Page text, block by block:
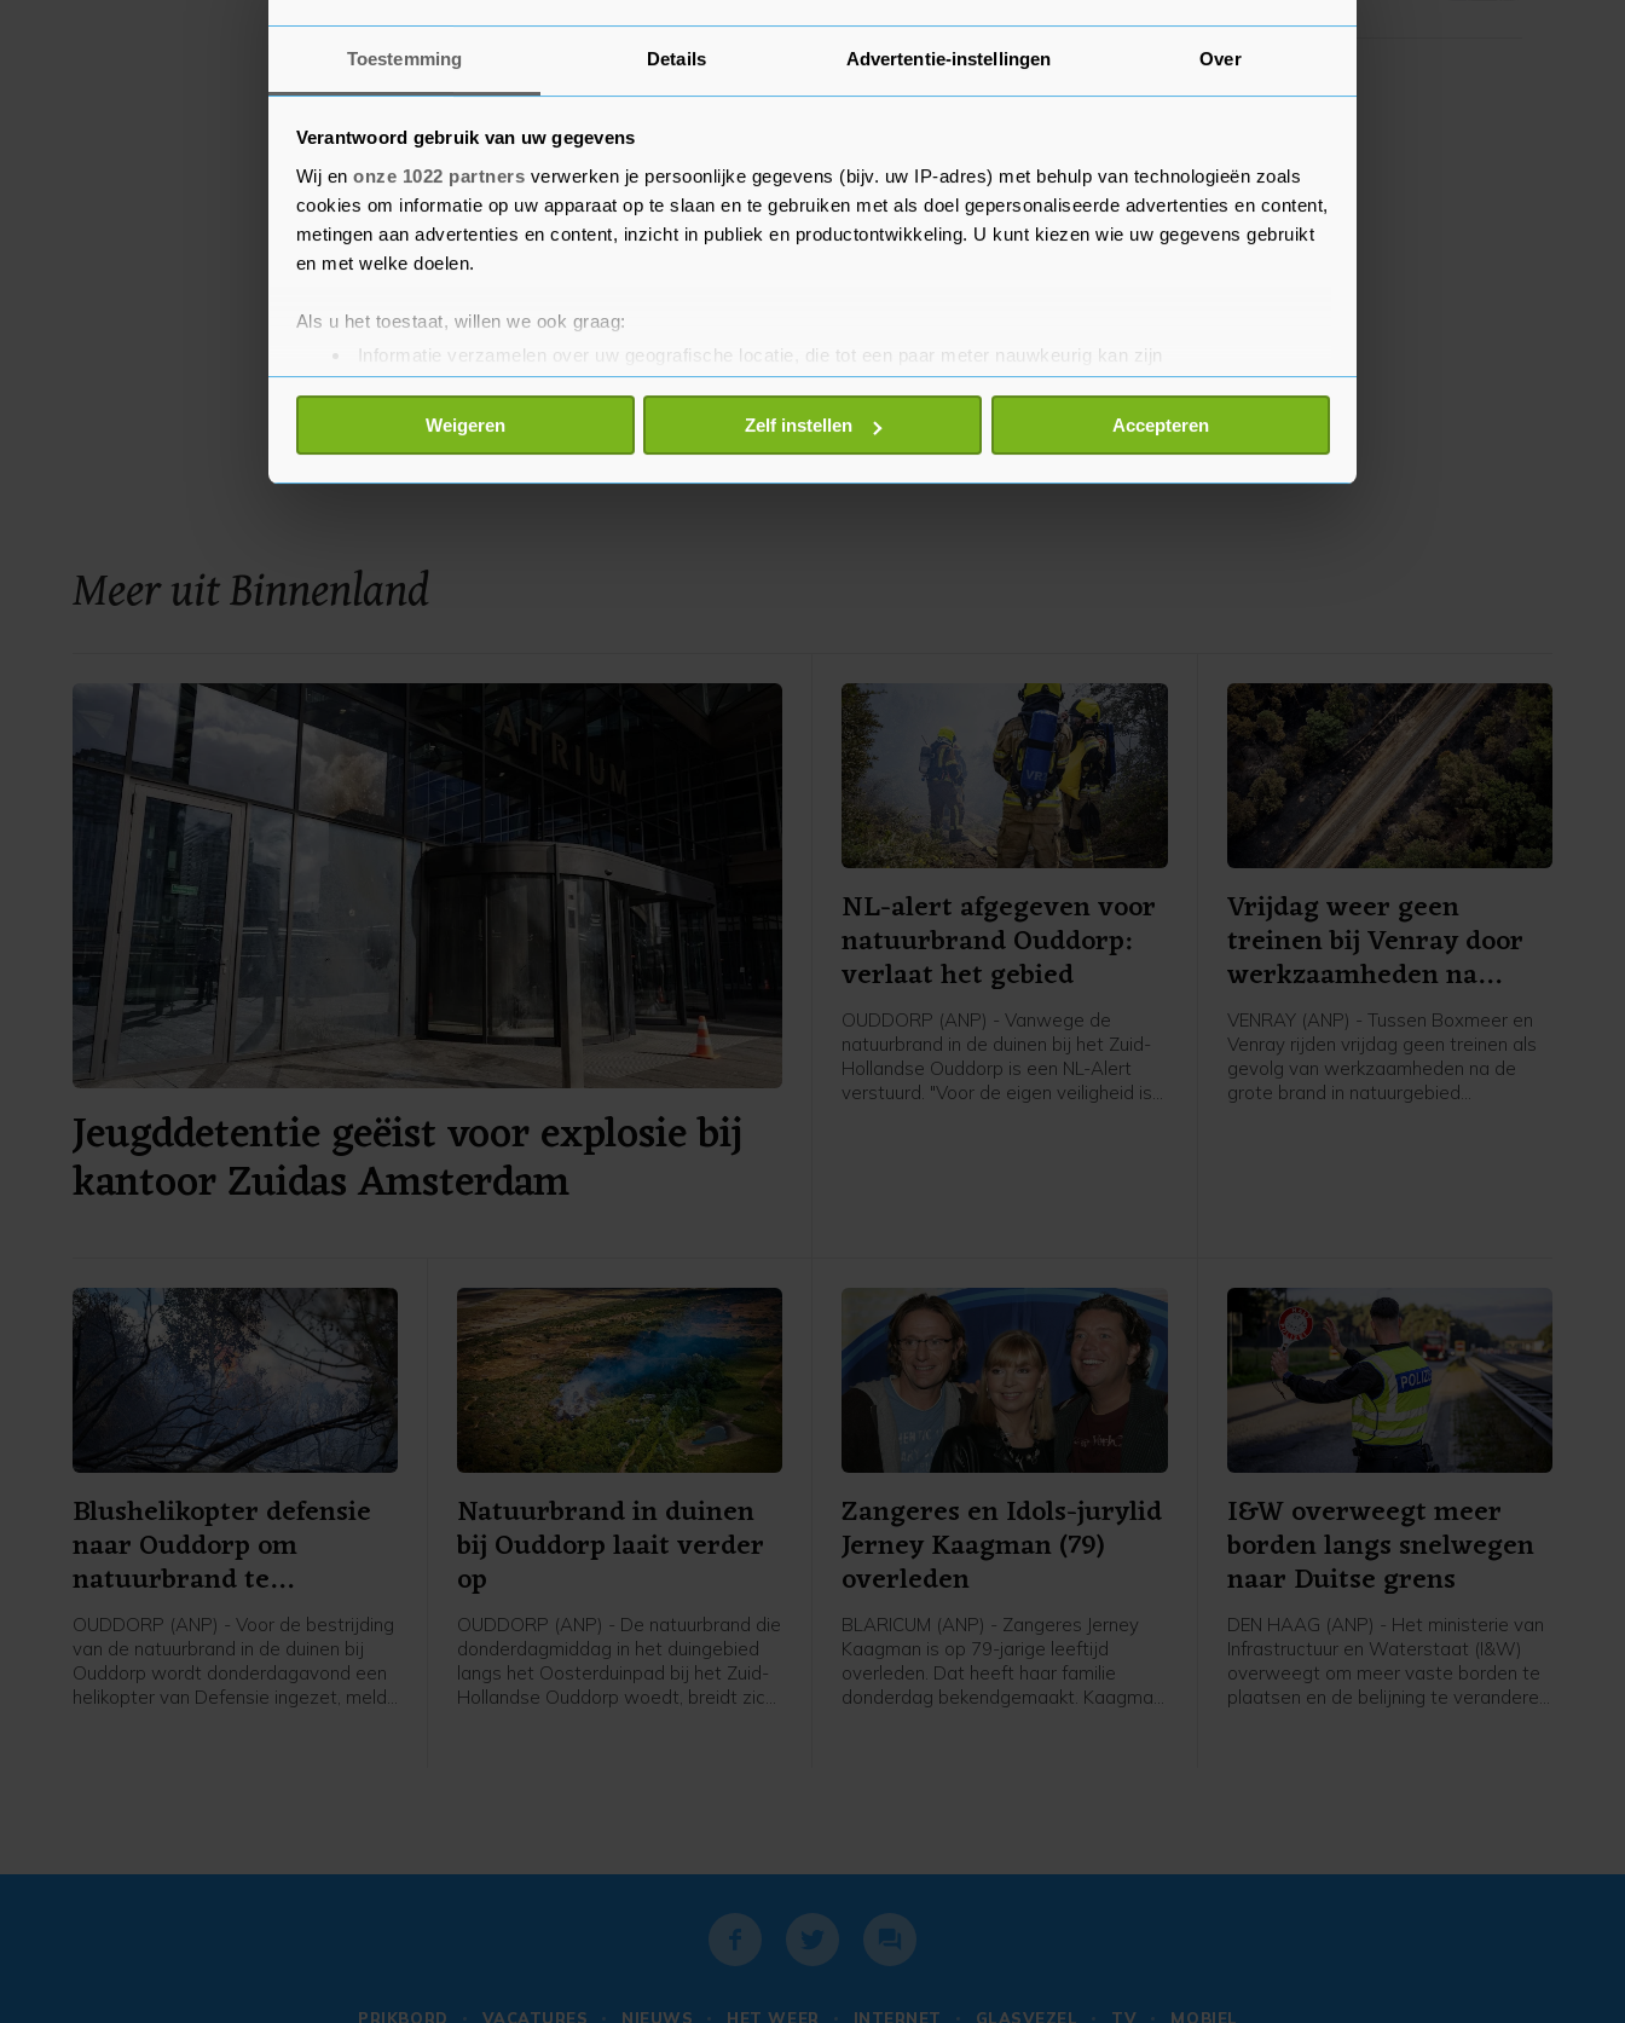
Toestemming Details Advertentie-instellingen Over
Verantwoord gebruik van uw gegevens
Wij en onze 1022 partners verwerken je persoonlijke gegevens (bijv. uw IP-adres) met behulp van technologieën zoals
cookies om informatie op uw apparaat op te slaan en te gebruiken met als doel gepersonaliseerde advertenties en content,
metingen aan advertenties en content, inzicht in publiek en productontwikkeling. U kunt kiezen wie uw gegevens gebruikt
en met welke doelen.
Als u het toestaat, willen we ook graag:
Informatie verzamelen over uw geografische locatie, die tot een paar meter nauwkeurig kan zijn
Uw apparaat identificeren door het actief te scannen op specifieke eigenschappen (fingerprinting)
Lees meer over hoe uw persoonlijke gegevens worden verwerkt en stel uw voorkeuren in het
detailgedeelte
toestemming op elk moment wijzigen of intrekken in de Cookieverklaring.
Weigeren Zelf instellen Accepteren
Meer uit Binnenland
Jeugddetentie geëist voor explosie bij
kantoor Zuidas Amsterdam
NL-alert afgegeven voor
natuurbrand Ouddorp:
verlaat het gebied
OUDDORP (ANP) - Vanwege de
natuurbrand in de duinen bij het Zuid-
Hollandse Ouddorp is een NL-Alert
verstuurd. "Voor de eigen veiligheid is
Vrijdag weer geen
treinen bij Venray door
werkzaamheden na
brand
VENRAY (ANP) - Tussen Boxmeer en
Venray rijden vrijdag geen treinen als
gevolg van werkzaamheden na de
grote brand in natuurgebied
Blushelikopter defensie
naar Ouddorp om
natuurbrand te
bestrijden
OUDDORP (ANP) - Voor de bestrijding
van de natuurbrand in de duinen bij
Ouddorp wordt donderdagavond een
helikopter van Defensie ingezet, meldt
Natuurbrand in duinen
bij Ouddorp laait verder
op
OUDDORP (ANP) - De natuurbrand die
donderdagmiddag in het duingebied
langs het Oosterduinpad bij het Zuid-
Hollandse Ouddorp woedt, breidt zich
Zangeres en Idols-jurylid
Jerney Kaagman (79)
overleden
BLARICUM (ANP) - Zangeres Jerney
Kaagman is op 79-jarige leeftijd
overleden. Dat heeft haar familie
donderdag bekendgemaakt. Kaagman
I&W overweegt meer
borden langs snelwegen
naar Duitse grens
DEN HAAG (ANP) - Het ministerie van
Infrastructuur en Waterstaat (I&W)
overweegt om meer vaste borden te
plaatsen en de belijning te veranderen
PRIKBORD VACATURES NIEUWS HET WEER INTERNET GLASVEZEL TV MOBIEL